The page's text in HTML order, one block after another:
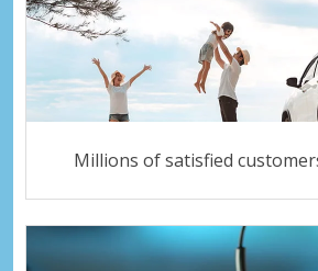
Millions of satisfied